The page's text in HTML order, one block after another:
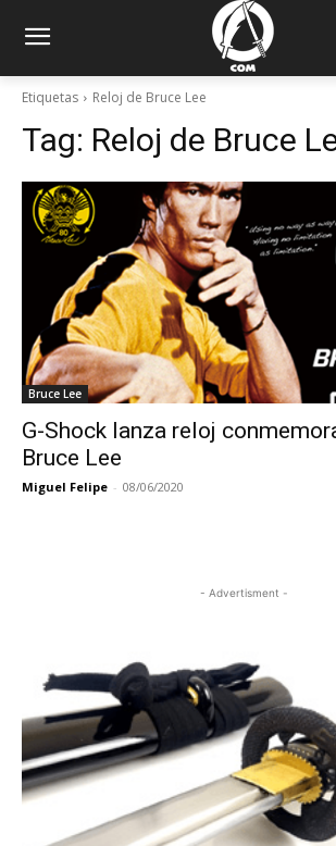
Etiquetas Reloj de Bruce Lee
Tag: Reloj de Bruce
Bruce Lee
G-Shock lanza reloj
Bruce Lee
Miguel Felipe - 08/06/2020
- Advertisment -